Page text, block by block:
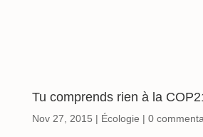
Tu comprends rien à la
Nov 27, 2015 | Écologie | 0